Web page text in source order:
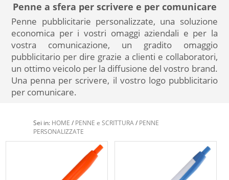
Penne a sfera per scrivere e per comunicare
Penne pubblicitarie personalizzate, una soluzione
economica per i vostri omaggi aziendali e per la
vostra comunicazione, un gradito omaggio
pubblicitario per dire grazie a clienti e collaboratori,
un ottimo veicolo per la diffusione del vostro brand.
Una penna per scrivere, il vostro logo pubblicitario
per comunicare.
Sei in: HOME / PENNE e SCRITTURA/ PENNE
PERSONALIZZATE